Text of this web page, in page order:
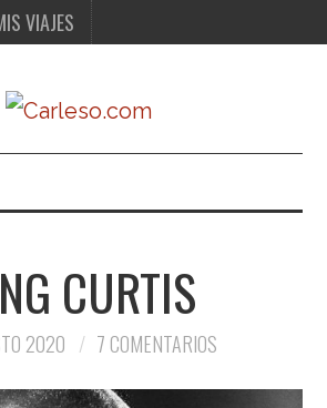
VIAJES
CURTIS
2020 7 COMENTARIOS